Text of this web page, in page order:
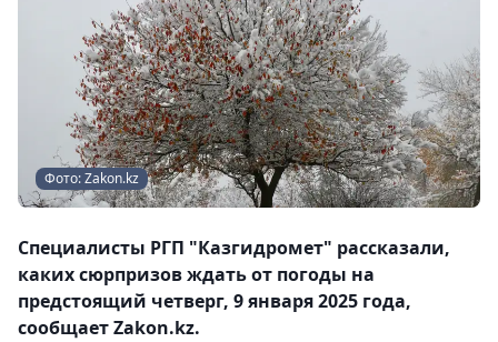
Фото: Zakon.kz
Специалисты РГП "Казгидромет" рассказали,
каких сюрпризов ждать от погоды на
предстоящий четверг, 9 января 2025 года,
сообщает Zakon.kz.